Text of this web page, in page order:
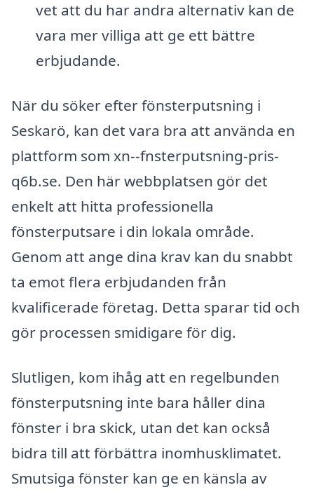
vet att du har andra alternativ kan de
vara mer villiga att ge ett bättre
erbjudande.
När du söker efter fönsterputsning i
Seskarö, kan det vara bra att använda en
plattform som xn--fnsterputsning-pris-
q6b.se. Den här webbplatsen gör det
enkelt att hitta professionella
fönsterputsare i din lokala område.
Genom att ange dina krav kan du snabbt
ta emot flera erbjudanden från
kvalificerade företag. Detta sparar tid och
gör processen smidigare för dig.
Slutligen, kom ihåg att en regelbunden
fönsterputsning inte bara håller dina
fönster i bra skick, utan det kan också
bidra till att förbättra inomhusklimatet.
Smutsiga fönster kan ge en känsla av